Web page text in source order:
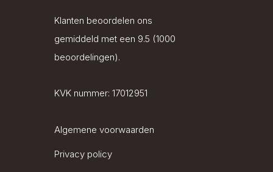
Klanten beoordelen ons
gemiddeld met een 9.5 (1000
beoordelingen).
KVK nummer:17012951
Algemene voorwaarden
Privacy policy